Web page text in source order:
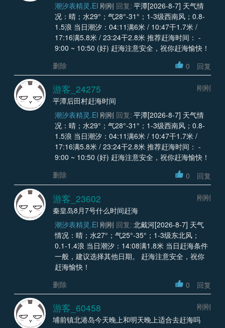
潮汐表精灵.EI 刚刚 回复: 平潭[2026-8-7] 天气情
况：晴；水29°；气28°-31°；1-3级西南风；0.8-
1.5浪 当日潮汐：04:11满6米 / 10:47干1.7米 /
17:16满5.8米 / 23:24干2.8米 推荐赶海时间： -
9:00 ~ 10:50 (好) 赶海注意安全，祝你赶海愉快！
删除
0 回复
游客_24275
刚刚
平潭后田村赶海时间
潮汐表精灵.EI 刚刚 回复: 平潭[2026-8-7] 天气情
况：晴；水29°；气28°-31°；1-3级西南风；0.8-
1.5浪 当日潮汐：04:11满6米 / 10:47干1.7米 /
17:16满5.8米 / 23:24干2.8米 推荐赶海时间： -
9:00 ~ 10:50 (好) 赶海注意安全，祝你赶海愉快！
删除
0 回复
游客_23602
刚刚
秦皇岛8月7号什么时间赶海
潮汐表精灵.EI 刚刚 回复: 北戴河[2026-8-7] 天气
情况：晴；水27°；气25°-35°；1-3级东北风；
0.1-1.4浪 当日潮汐：14:08满1.8米 当日赶海条件
一般，建议选择其他日期。 赶海注意安全，祝你
赶海愉快！
删除
0 回复
游客_60458
刚刚
埔前镇北港岛今天晚上和明天晚上适合去赶海吗